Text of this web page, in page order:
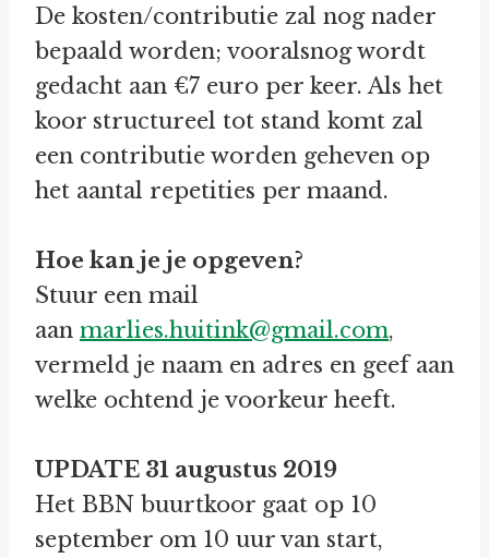
De kosten/contributie zal nog nader
bepaald worden; vooralsnog wordt
gedacht aan €7 euro per keer. Als het
koor structureel tot stand komt zal
een contributie worden geheven op
het aantal repetities per maand.
Hoe kan je je opgeven?
Stuur een mail
aan marlies.huitink@gmail.com,
vermeld je naam en adres en geef aan
welke ochtend je voorkeur heeft.
UPDATE 31 augustus 2019
Het BBN buurtkoor gaat op 10
september om 10 uur van start,